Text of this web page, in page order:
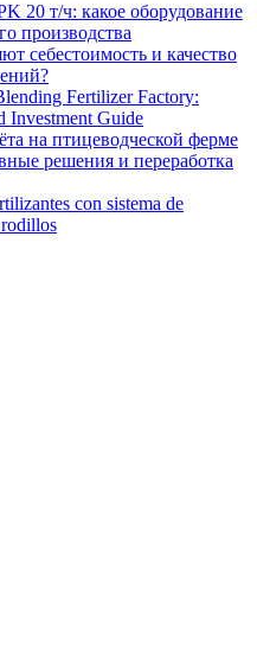
20 т/ч: какое оборудование
производства
себестоимость и качество
Fertilizer Factory:
Investment Guide
на птицеводческой ферме
решения и переработка
con sistema de